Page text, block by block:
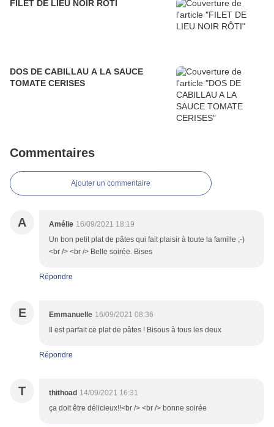
FILET DE LIEU NOIR RÔTI
DOS DE CABILLAU A LA SAUCE
TOMATE CERISES
Commentaires
Ajouter un commentaire
A Amélie 16/09/2021 18:19
Un bon petit plat de pâtes qui fait plaisir à toute la famille ;-)
<br /> <br /> Belle soirée. Bises
Répondre
E Emmanuelle 16/09/2021 08:36
Il est parfait ce plat de pâtes ! Bisous à tous les deux
Répondre
T thithoad 14/09/2021 16:31
ça doit être délicieux!!<br /> <br /> bonne soirée